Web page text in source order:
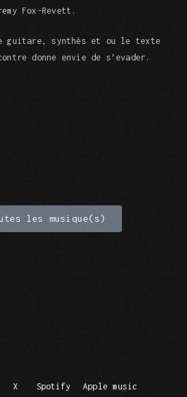
Fox-Revett.
guitare, synthès et ou le texte
donne envie de s’evader.
les musique(s)
X Spotify Apple music